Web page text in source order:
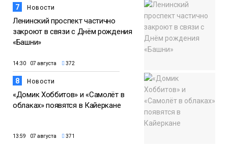
7 Новости
Ленинский проспект частично
закроют в связи с Днём рождения
«Башни»
14:30 07 августа 372
8 Новости
«Домик Хоббитов» и «Самолёт в
облаках» появятся в Кайеркане
13:59 07 августа 371